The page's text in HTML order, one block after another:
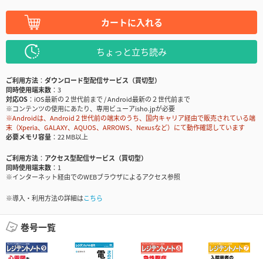
カートに入れる
ちょっと立ち読み
ご利用方法
ダウンロード型配信サービス（買切型）
同時使用端末数
3
対応OS
iOS最新の２世代前まで / Android最新の２世代前まで
※コンテンツの使用にあたり、専用ビューアisho.jpが必要
※Androidは、Android２世代前の端末のうち、国内キャリア経由で販売されている端
末（Xperia、GALAXY、AQUOS、ARROWS、Nexusなど）にて動作確認しています
必要メモリ容量
22 MB以上
ご利用方法
アクセス型配信サービス（買切型）
同時使用端末数
1
※インターネット経由でのWEBブラウザによるアクセス参照
※導入・利用方法の詳細はこちら
巻号一覧